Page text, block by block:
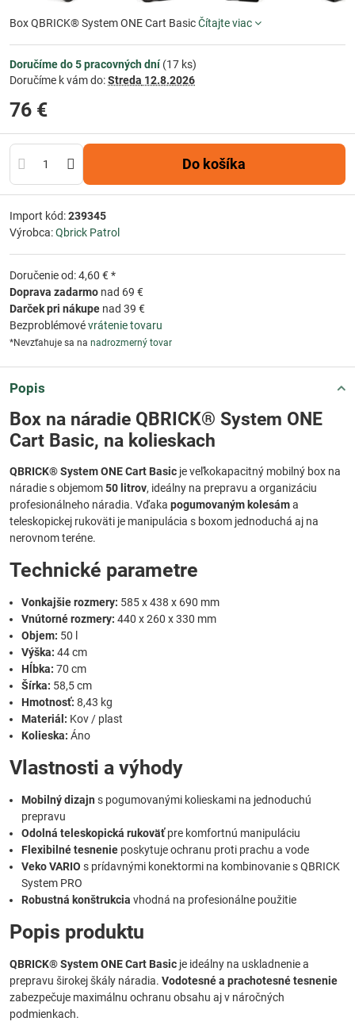
Box QBRICK® System ONE Cart BasicČítajte viac
Doručíme do 5 pracovných dní(17 ks)
Doručíme k vám do:Streda 12.8.2026
76 €
Do košíka
Import kód:239345
Výrobca:Qbrick Patrol
Doručenie od: 4,60 € *
Doprava zadarmo nad 69 €
Darček pri nákupe nad 39 €
Bezproblémovévrátenie tovaru
*Nevzťahuje sa na nadrozmerný tovar
Popis
Box na náradie QBRICK® System ONE
Cart Basic, na kolieskach
QBRICK® System ONE Cart Basic je veľkokapacitný mobilný box na
náradie s objemom50 litrov, ideálny na prepravu a organizáciu
profesionálneho náradia. Vďaka pogumovaným kolesáma
teleskopickej rukoväti je manipulácia s boxom jednoduchá aj na
nerovnom teréne.
Technické parametre
Vonkajšie rozmery: 585 x 438 x 690 mm
Vnútorné rozmery: 440 x 260 x 330 mm
Objem: 50 l
Výška: 44 cm
Hĺbka: 70 cm
Šírka: 58,5 cm
Hmotnosť: 8,43 kg
Materiál: Kov / plast
Kolieska: Áno
Vlastnosti a výhody
Mobilný dizajn s pogumovanými kolieskami na jednoduchú
prepravu
Odolná teleskopická rukoväťpre komfortnú manipuláciu
Flexibilné tesnenie poskytuje ochranu proti prachu a vode
Veko VARIO s prídavnými konektormi na kombinovanie s QBRICK
System PRO
Robustná konštrukcia vhodná na profesionálne použitie
Popis produktu
QBRICK® System ONE Cart Basic je ideálny na uskladnenie a
prepravu širokej škály náradia. Vodotesné a prachotesné tesnenie
zabezpečuje maximálnu ochranu obsahu aj v náročných
podmienkach.